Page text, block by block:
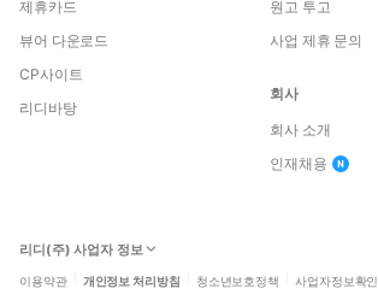
제휴카드
뷰어 다운로드
CP사이트
리디바탕
원고 투고
사업 제휴 문의
회사
회사 소개
인재채용
리디(주) 사업자 정보
이용약관 개인정보 처리방침 청소년보호정책 사업자정보확인